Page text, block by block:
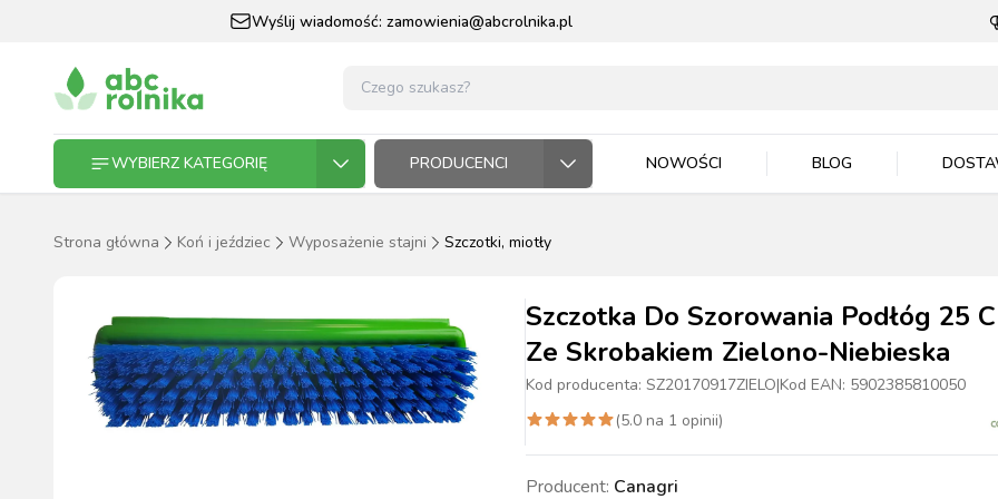
Wyślij wiadomość: zamowienia@abcrolnika.pl
WYBIERZ KATEGORIĘ
WIADRA,
ZWIERZĘTA DOMOWE
PIES KOT PTAKI
KOŃ I JEŹDZIEC
MASZYNKI DO
STRZYŻENIA
NASIONA NAWOZY ZIEMIA I PODŁOŻA
BYDŁO TRZODA DRÓB
BYDŁO TRZODA DRÓB
PRODUCENCI NOWOŚCI BLOG
Strona główna Koń i jeździec Wyposażenie stajni Szczotki, miotły
Szczotka Do Szorowania Podłóg 25
Ze Skrobakiem Zielono-Niebieska
Kod producenta: SZ20170917ZIELO|Kod EAN: 5902385810050
(5.0 na 1 opinii)
Producent: Canagri